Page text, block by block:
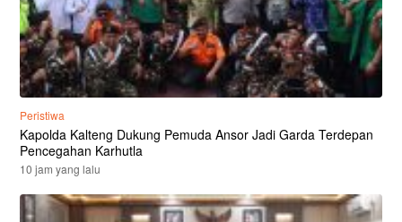
Peristiwa
Kapolda Kalteng Dukung Pemuda Ansor Jadi Garda Terdepan
Pencegahan Karhutla
10 jam yang lalu